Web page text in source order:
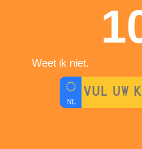
Weet ik niet.